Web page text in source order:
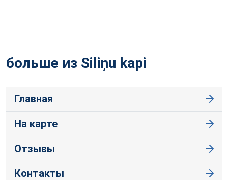
больше из Siliņu kapi
Главная
На карте
Отзывы
Контакты